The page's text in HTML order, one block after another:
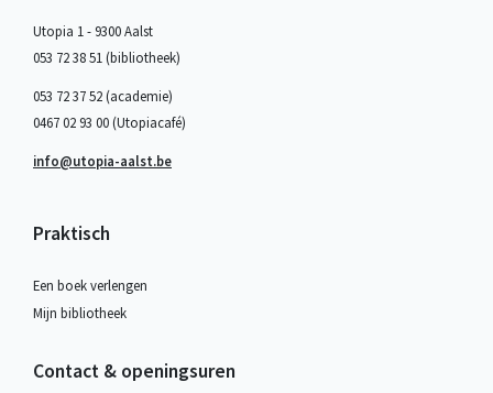
Utopia 1 - 9300 Aalst
053 72 38 51 (bibliotheek)
053 72 37 52 (academie)
0467 02 93 00 (Utopiacafé)
info@utopia-aalst.be
Praktisch
Een boek verlengen
Mijn bibliotheek
Contact & openingsuren